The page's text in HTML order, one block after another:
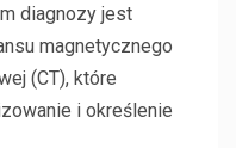
diagnozy jest
magnetycznego
(CT), które
i określenie